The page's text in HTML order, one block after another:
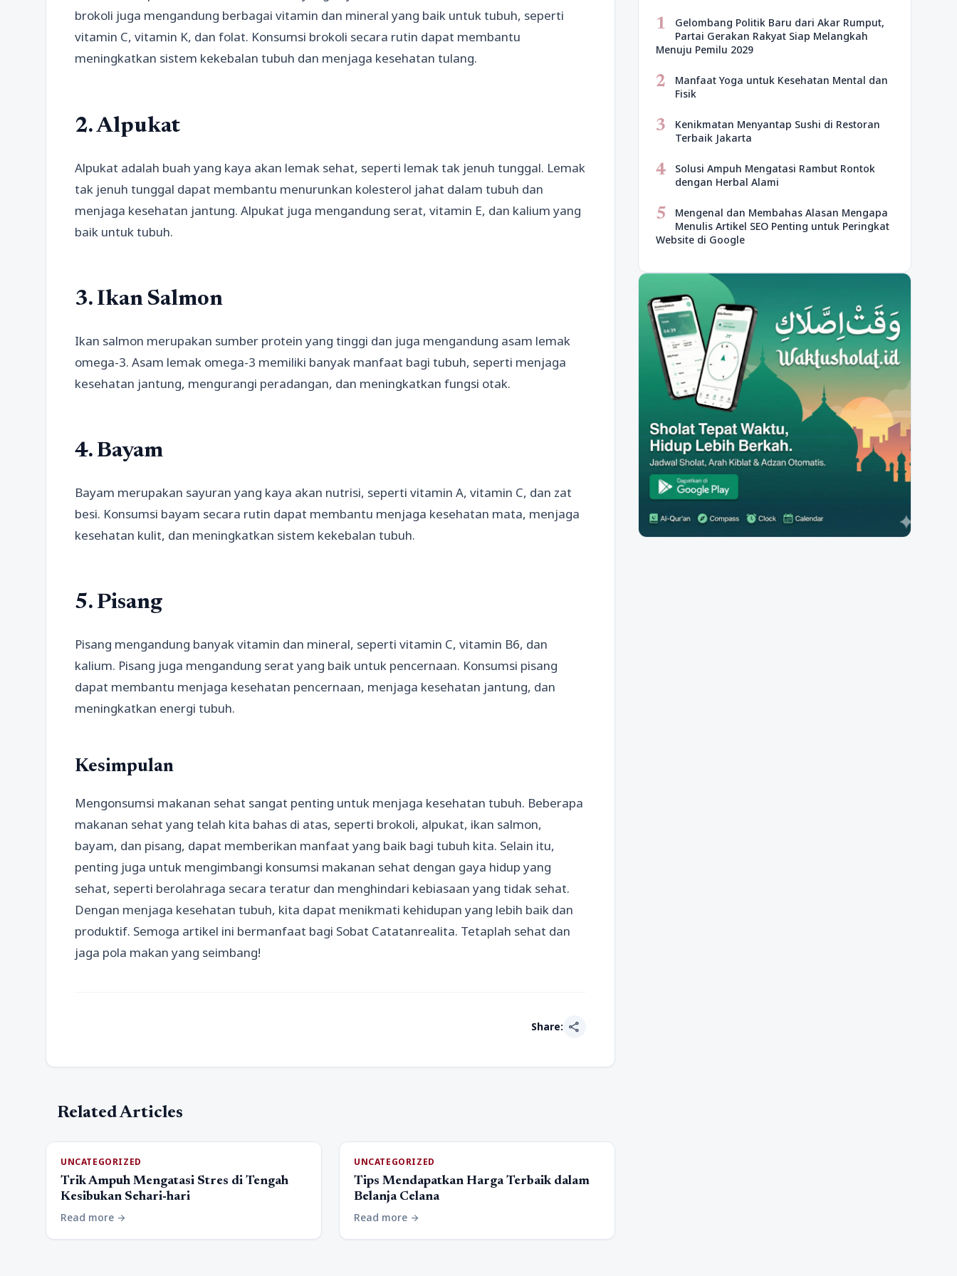
brokoli juga mengandung berbagai vitamin dan mineral yang baik untuk tubuh, seperti
vitamin C, vitamin K, dan folat. Konsumsi brokoli secara rutin dapat membantu
meningkatkan sistem kekebalan tubuh dan menjaga kesehatan tulang.
2. Alpukat
Alpukat adalah buah yang kaya akan lemak sehat, seperti lemak tak jenuh tunggal. Lemak
tak jenuh tunggal dapat membantu menurunkan kolesterol jahat dalam tubuh dan
menjaga kesehatan jantung. Alpukat juga mengandung serat, vitamin E, dan kalium yang
baik untuk tubuh.
3. Ikan Salmon
Ikan salmon merupakan sumber protein yang tinggi dan juga mengandung asam lemak
omega-3. Asam lemak omega-3 memiliki banyak manfaat bagi tubuh, seperti menjaga
kesehatan jantung, mengurangi peradangan, dan meningkatkan fungsi otak.
4. Bayam
Bayam merupakan sayuran yang kaya akan nutrisi, seperti vitamin A, vitamin C, dan zat
besi. Konsumsi bayam secara rutin dapat membantu menjaga kesehatan mata, menjaga
kesehatan kulit, dan meningkatkan sistem kekebalan tubuh.
5. Pisang
Pisang mengandung banyak vitamin dan mineral, seperti vitamin C, vitamin B6, dan
kalium. Pisang juga mengandung serat yang baik untuk pencernaan. Konsumsi pisang
dapat membantu menjaga kesehatan pencernaan, menjaga kesehatan jantung, dan
meningkatkan energi tubuh.
Kesimpulan
Mengonsumsi makanan sehat sangat penting untuk menjaga kesehatan tubuh. Beberapa
makanan sehat yang telah kita bahas di atas, seperti brokoli, alpukat, ikan salmon,
bayam, dan pisang, dapat memberikan manfaat yang baik bagi tubuh kita. Selain itu,
penting juga untuk mengimbangi konsumsi makanan sehat dengan gaya hidup yang
sehat, seperti berolahraga secara teratur dan menghindari kebiasaan yang tidak sehat.
Dengan menjaga kesehatan tubuh, kita dapat menikmati kehidupan yang lebih baik dan
produktif. Semoga artikel ini bermanfaat bagi Sobat Catatanrealita. Tetaplah sehat dan
jaga pola makan yang seimbang!
Share: share
Related Articles
UNCATEGORIZED
Trik Ampuh Mengatasi Stres di Tengah
Kesibukan Sehari-hari
Read more arrow_forward
UNCATEGORIZED
Tips Mendapatkan Harga Terbaik dalam
Belanja Celana
Read more arrow_forward
1
Gelombang Politik Baru dari Akar Rumput,
Partai Gerakan Rakyat Siap Melangkah
Menuju Pemilu 2029
2
Manfaat Yoga untuk Kesehatan Mental dan
Fisik
3
Kenikmatan Menyantap Sushi di Restoran
Terbaik Jakarta
4
Solusi Ampuh Mengatasi Rambut Rontok
dengan Herbal Alami
5
Mengenal dan Membahas Alasan Mengapa
Menulis Artikel SEO Penting untuk Peringkat
Website di Google